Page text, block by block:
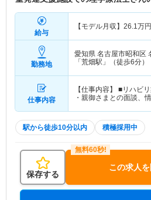
給与
【モデル月収】 26.1万
勤務地
愛知県 名古屋市昭和区
「荒畑駅」（徒歩6分）
仕事内容
【仕事内容】 ■リハビ
・親御さまとの面談、
駅から徒歩10分以内 積極採用中
保存する
この求人